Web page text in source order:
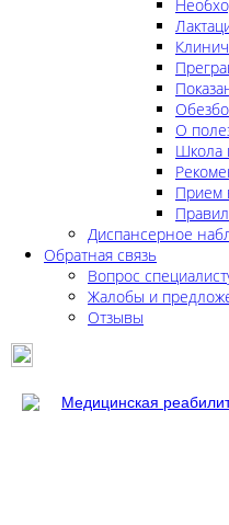
О
Школа
Прием
Диспансерное
Обратная связь
Вопрос
Жалобы и
Отзывы